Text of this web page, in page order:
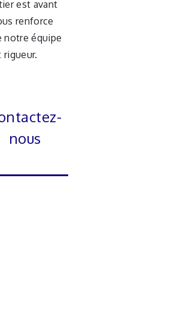
est avant
renforce
notre équipe
nous